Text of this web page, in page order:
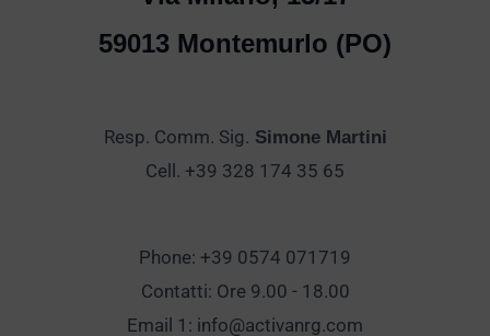
59013 Montemurlo (PO)
Resp. Comm. Sig. Simone Martini
Cell. +39 328 174 35 65
Phone: +39 0574 071719
Contatti: Ore 9.00 - 18.00
Email 1: info@activanrg.com